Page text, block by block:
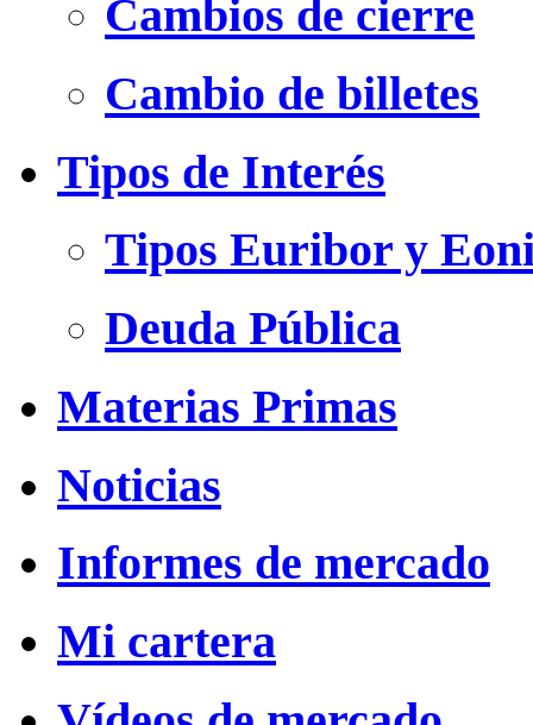
Cambios de cierre
Cambio de billetes
Tipos de Interés
Tipos Euribor y
Deuda Pública
Materias Primas
Noticias
Informes de mercado
Mi cartera